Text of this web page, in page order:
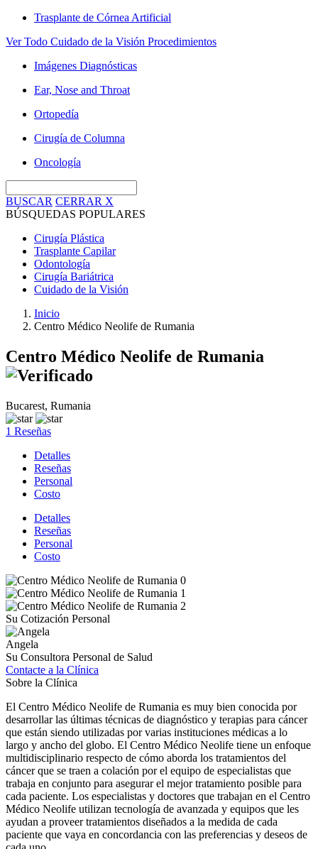
Trasplante de Córnea Artificial
Ver Todo Cuidado de la Visión Procedimientos
Imágenes Diagnósticas
Ear, Nose and Throat
Ortopedía
Cirugía de Columna
Oncología
BUSCAR CERRAR X
BÚSQUEDAS POPULARES
Cirugía Plástica
Trasplante Capilar
Odontología
Cirugía Bariátrica
Cuidado de la Visión
Inicio
Centro Médico Neolife de Rumania
Centro Médico Neolife de Rumania
Bucarest, Rumania
1 Reseñas
Detalles
Reseñas
Personal
Costo
Detalles
Reseñas
Personal
Costo
Su Cotización Personal
Angela
Su Consultora Personal de Salud
Contacte a la Clínica
Sobre la Clínica
El Centro Médico Neolife de Rumania es muy bien conocida por
desarrollar las últimas técnicas de diagnóstico y terapias para cáncer
que están siendo utilizadas por varias instituciones médicas a lo
largo y ancho del globo. El Centro Médico Neolife tiene un enfoque
multidisciplinario respecto de cómo aborda los tratamientos del
cáncer que se traen a colación por el equipo de especialistas que
trabaja en conjunto para asegurar el mejor tratamiento posible para
cada paciente. Los especialistas y doctores que trabajan en el Centro
Médico Neolife utilizan tecnología de avanzada y equipos que les
ayudan a proveer tratamientos diseñados a la medida de cada
paciente que vaya en concordancia con las preferencias y deseos de